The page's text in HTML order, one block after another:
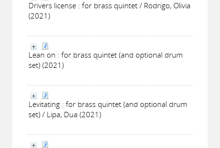
Drivers license : for brass quintet / Rodrigo, Olivia
(2021)
Lean on : for brass quintet (and optional drum
set) (2021)
Levitating : for brass quintet (and optional drum
set) / Lipa, Dua (2021)